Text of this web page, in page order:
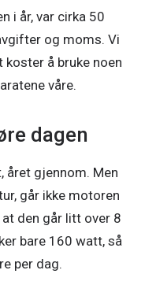
i år, var cirka 50
og moms. Vi
koster å bruke noen
våre.
dagen
året gjennom. Men
går ikke motoren
den går litt over 8
bare 160 watt, så
per dag.